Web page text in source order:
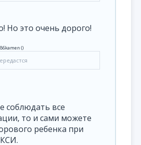
Но это очень дорого!
()
соблюдать все
то и сами можете
ребенка при